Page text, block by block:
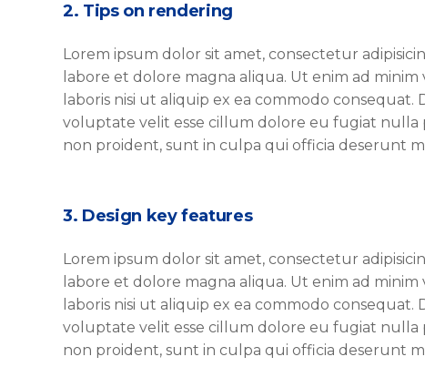
2. Tips on rendering
Lorem ipsum dolor sit amet, consectetur
labore et dolore magna aliqua. Ut enim ad
laboris nisi ut aliquip ex ea commodo
voluptate velit esse cillum dolore eu fugiat
non proident, sunt in culpa qui officia deserunt
3. Design key features
Lorem ipsum dolor sit amet, consectetur
labore et dolore magna aliqua. Ut enim ad
laboris nisi ut aliquip ex ea commodo
voluptate velit esse cillum dolore eu fugiat
non proident, sunt in culpa qui officia deserunt